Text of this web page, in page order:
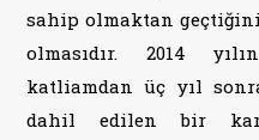
sahip olmaktan
olmasıdır. 2014
katliamdan üç yıl
dahil edilen bir